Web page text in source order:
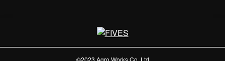
©2023 Agro Works Co.,Ltd